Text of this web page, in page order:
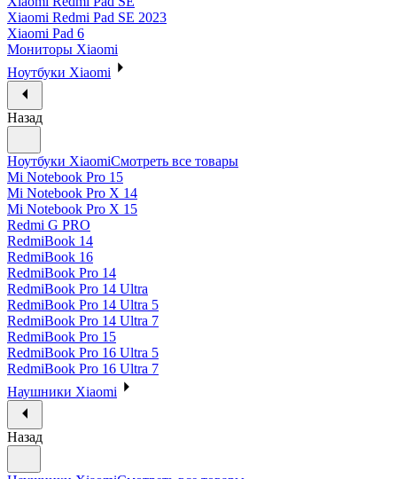
Xiaomi Redmi Pad SE 2023
Xiaomi Pad 6
Мониторы Xiaomi
Ноутбуки Xiaomi
Назад
Ноутбуки XiaomiСмотреть все товары
Mi Notebook Pro 15
Mi Notebook Pro X 14
Mi Notebook Pro X 15
Redmi G PRO
RedmiBook 14
RedmiBook 16
RedmiBook Pro 14
RedmiBook Pro 14 Ultra
RedmiBook Pro 14 Ultra 5
RedmiBook Pro 14 Ultra 7
RedmiBook Pro 15
RedmiBook Pro 16 Ultra 5
RedmiBook Pro 16 Ultra 7
Наушники Xiaomi
Назад